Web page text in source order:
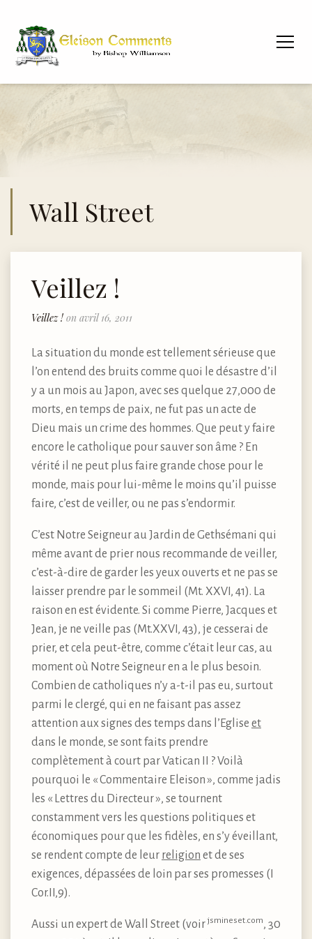
Wall Street
Veillez !
Veillez ! on avril 16, 2011
La situation du monde est tellement sérieuse que
l’on entend des bruits comme quoi le désastre d’il
y a un mois au Japon, avec ses quelque 27,000 de
morts, en temps de paix, ne fut pas un acte de
Dieu mais un crime des hommes. Que peut y faire
encore le catholique pour sauver son âme ? En
vérité il ne peut plus faire grande chose pour le
monde, mais pour lui-même le moins qu’il puisse
faire, c’est de veiller, ou ne pas s’endormir.
C’est Notre Seigneur au Jardin de Gethsémani qui
même avant de prier nous recommande de veiller,
c’est-à-dire de garder les yeux ouverts et ne pas se
laisser prendre par le sommeil (Mt. XXVI, 41). La
raison en est évidente. Si comme Pierre, Jacques et
Jean, je ne veille pas (Mt.XXVI, 43), je cesserai de
prier, et cela peut-être, comme c’était leur cas, au
moment où Notre Seigneur en a le plus besoin.
Combien de catholiques n’y a-t-il pas eu, surtout
parmi le clergé, qui en ne faisant pas assez
attention aux signes des temps dans l’Eglise et
dans le monde, se sont faits prendre
complètement à court par Vatican II ? Voilà
pourquoi le « Commentaire Eleison », comme jadis
les « Lettres du Directeur », se tournent
constamment vers les questions politiques et
économiques pour que les fidèles, en s’y éveillant,
se rendent compte de leur religion et de ses
exigences, dépassées de loin par ses promesses (I
Cor.II,9).
Aussi un expert de Wall Street (voir jsmineset.com, 30